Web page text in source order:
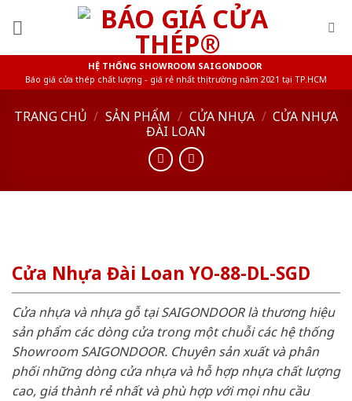
HỆ THỐNG SHOWROOM SAIGONDOOR
Báo giá cửa thép chất lượng - giá rẻ nhất thị trường năm 2021 tại TP.HCM
TRANG CHỦ / SẢN PHẨM / CỬA NHỰA / CỬA NHỰA
ĐÀI LOAN
Cửa Nhựa Đài Loan YO-88-DL-SGD
Cửa nhựa và nhựa gỗ tại SAIGONDOOR là thương hiệu
sản phẩm các dòng cửa trong một chuỗi các hệ thống
Showroom SAIGONDOOR. Chuyên sản xuất và phân
phối những dòng cửa nhựa và hỗ hợp nhựa chất lượng
cao, giá thành rẻ nhất và phù hợp với mọi nhu cầu